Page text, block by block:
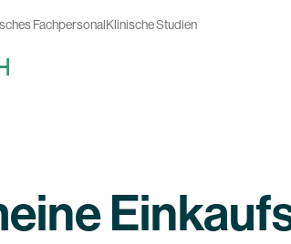
FachpersonalKlinische Studien